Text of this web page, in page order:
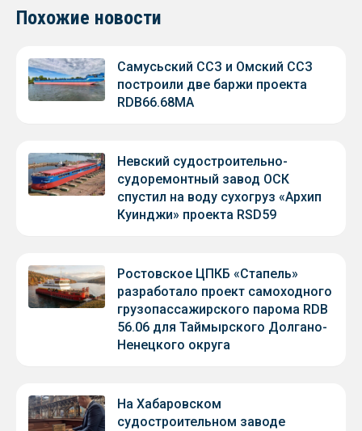
Похожие новости
Самусьский ССЗ и Омский ССЗ
построили две баржи проекта
RDB66.68МА
Невский судостроительно-
судоремонтный завод ОСК
спустил на воду сухогруз «Архип
Куинджи» проекта RSD59
Ростовское ЦПКБ «Стапель»
разработало проект самоходного
грузопассажирского парома RDB
56.06 для Таймырского Долгано-
Ненецкого округа
На Хабаровском
судостроительном заводе